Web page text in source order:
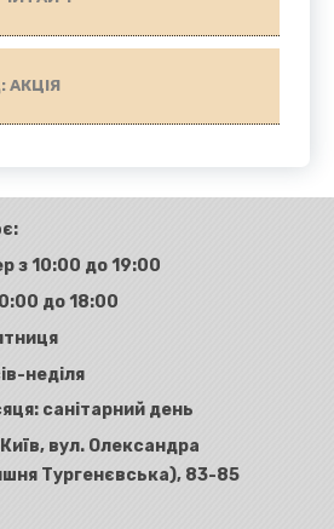
АКЦІЯ
з 10:00 до 19:00
до 18:00
неділя
санітарний день
вул. Олександра
Тургенєвська), 83-85